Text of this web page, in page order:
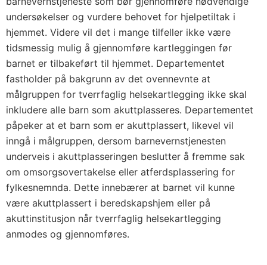
undersøkelser og vurdere behovet for hjelpetiltak i
hjemmet. Videre vil det i mange tilfeller ikke være
tidsmessig mulig å gjennomføre kartleggingen før
barnet er tilbakeført til hjemmet. Departementet
fastholder på bakgrunn av det ovennevnte at
målgruppen for tverrfaglig helsekartlegging ikke skal
inkludere alle barn som akuttplasseres. Departementet
påpeker at et barn som er akuttplassert, likevel vil
inngå i målgruppen, dersom barnevernstjenesten
underveis i akuttplasseringen beslutter å fremme sak
om omsorgsovertakelse eller atferdsplassering for
fylkesnemnda. Dette innebærer at barnet vil kunne
være akuttplassert i beredskapshjem eller på
akuttinstitusjon når tverrfaglig helsekartlegging
anmodes og gjennomføres.